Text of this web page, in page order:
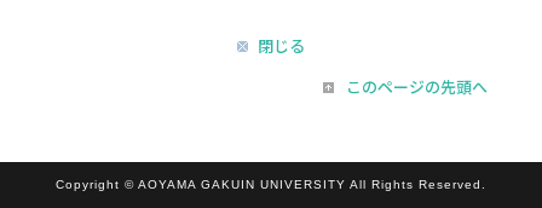
閉じる
このページの先頭へ
Copyright © AOYAMA GAKUIN UNIVERSITY All Rights Reserved.